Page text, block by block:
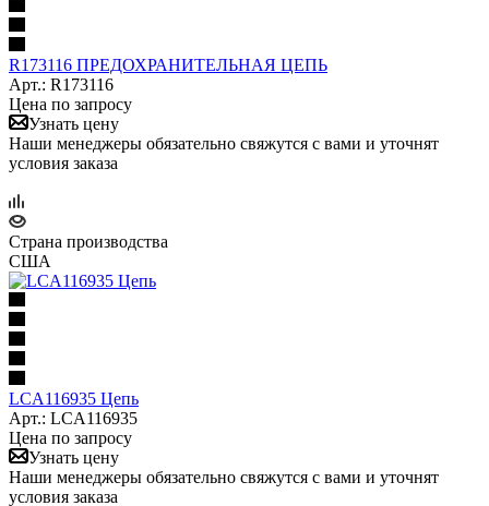
R173116 ПРЕДОХРАНИТЕЛЬНАЯ ЦЕПЬ
Арт.: R173116
Цена по запросу
Узнать цену
Наши менеджеры обязательно свяжутся с вами и уточнят
условия заказа
Страна производства
США
LCA116935 Цепь
Арт.: LCA116935
Цена по запросу
Узнать цену
Наши менеджеры обязательно свяжутся с вами и уточнят
условия заказа